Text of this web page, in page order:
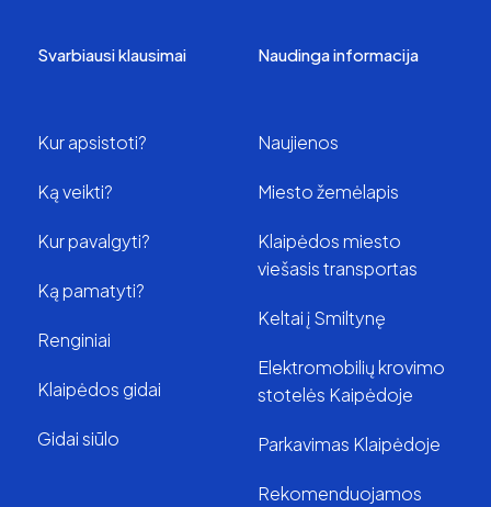
Svarbiausi klausimai
Kur apsistoti?
Ką veikti?
Kur pavalgyti?
Ką pamatyti?
Renginiai
Klaipėdos gidai
Gidai siūlo
Naudinga informacija
Naujienos
Miesto žemėlapis
Klaipėdos miesto
viešasis transportas
Keltai į Smiltynę
Elektromobilių krovimo
stotelės Kaipėdoje
Parkavimas Klaipėdoje
Rekomenduojamos